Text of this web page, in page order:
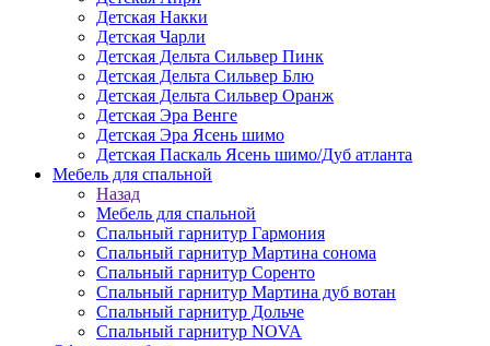
Детская Накки
Детская Чарли
Детская Дельта Сильвер Пинк
Детская Дельта Сильвер Блю
Детская Дельта Сильвер Оранж
Детская Эра Венге
Детская Эра Ясень шимо
Детская Паскаль Ясень шимо/Дуб атланта
Мебель для спальной
Назад
Мебель для спальной
Спальный гарнитур Гармония
Спальный гарнитур Мартина сонома
Спальный гарнитур Соренто
Спальный гарнитур Мартина дуб вотан
Спальный гарнитур Дольче
Спальный гарнитур NOVA